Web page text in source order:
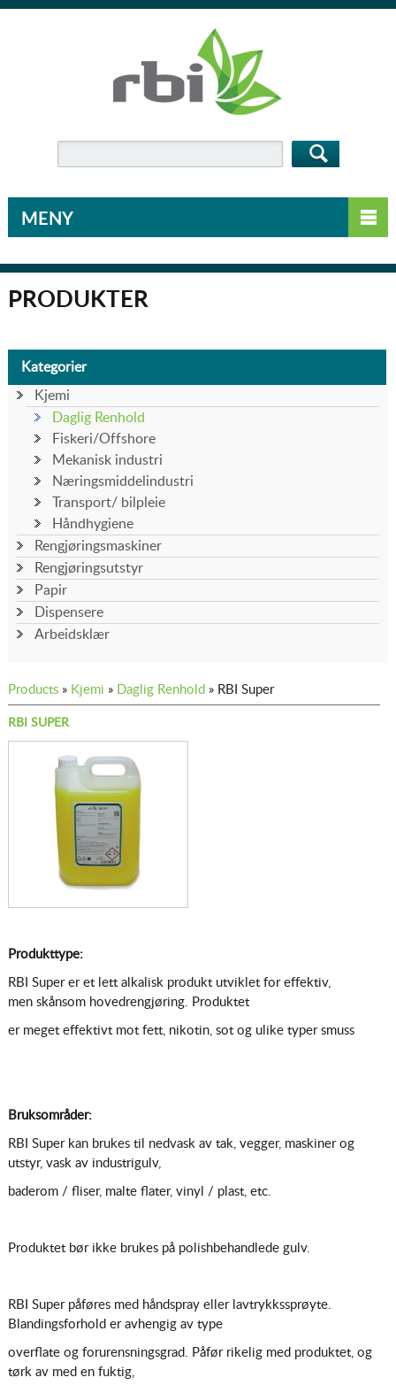
MENY
PRODUKTER
Kategorier
Kjemi
Daglig Renhold
Fiskeri/Offshore
Mekanisk industri
Næringsmiddelindustri
Transport/ bilpleie
Håndhygiene
Rengjøringsmaskiner
Rengjøringsutstyr
Papir
Dispensere
Arbeidsklær
Products» Kjemi » Daglig Renhold » RBI Super
RBI SUPER
Produkttype:
RBI Super er et lett alkalisk produkt utviklet for effektiv,
men skånsom hovedrengjøring. Produktet
er meget effektivt mot fett, nikotin, sot og ulike typer smuss
Bruksområder:
RBI Super kan brukes til nedvask av tak, vegger, maskiner og
utstyr, vask av industrigulv,
baderom / fliser, malte flater, vinyl / plast, etc.
Produktet bør ikke brukes på polishbehandlede gulv.
RBI Super påføres med håndspray eller lavtrykkssprøyte.
Blandingsforhold er avhengig av type
overflate og forurensningsgrad. Påfør rikelig med produktet, og
tørk av med en fuktig,